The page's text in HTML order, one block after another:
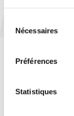
Nécessaires
Préférences
Statistiques